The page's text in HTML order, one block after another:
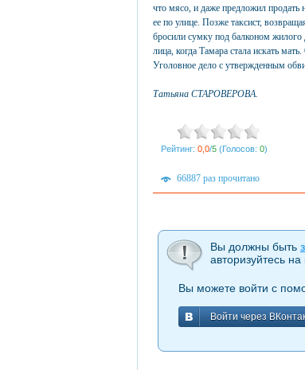
что мясо, и даже предложил
ее по улице. Позже таксист,
бросили сумку под балконом
лица, когда Тамара стала искать
Уголовное дело с утвержденным
Татьяна СТАРОВЕРОВА.
Рейтинг: 0,0/5 (Голосов: 0)
66887 раз прочитано
Вы должны быть
авторизуйтесь
Вы можете войти с
Войти через
Войти через